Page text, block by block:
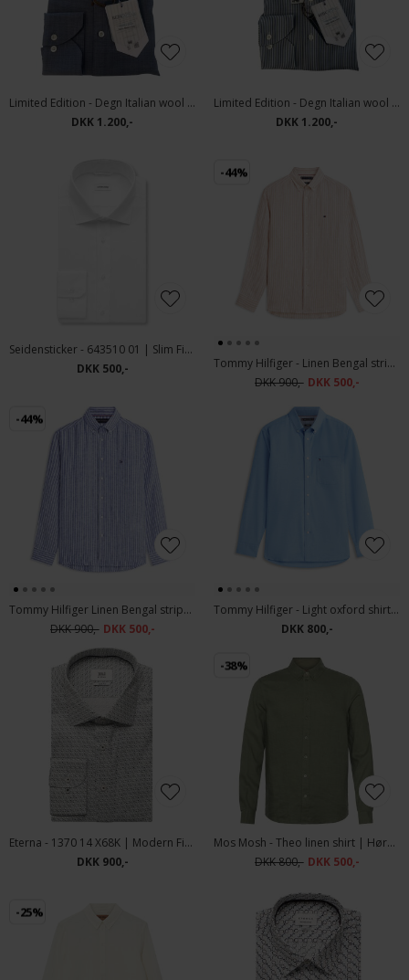
Limited Edition - Degn Italian wool | Uld Skjorte 5 Blå
DKK 1.200,-
Limited Edition - Degn Italian wool | Uld Skjorte Pinstripe
DKK 1.200,-
Seidensticker - 643510 01 | Slim Fit Skjorte Hvid
DKK 500,-
-44%
Tommy Hilfiger - Linen Bengal stripe shirt | Hørskjorte Sandalwood
DKK 900,- DKK 500,-
-44%
Tommy Hilfiger Linen Bengal stripe shirt | Hørskjorte Wedge Blue
DKK 900,- DKK 500,-
Tommy Hilfiger - Light oxford shirt | Skjorte Shirt Blue
DKK 800,-
Eterna - 1370 14 X68K | Modern Fit Skjorte Blue
DKK 900,-
-38%
Mos Mosh - Theo linen shirt | Hørskjorte Watercress
DKK 800,- DKK 500,-
-25%